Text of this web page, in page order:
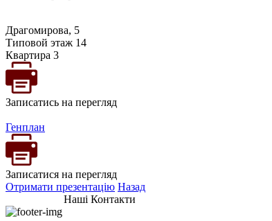
Драгомирова, 5
Типовой этаж 14
Квартира 3
Записатись на перегляд
Генплан
Записатися на перегляд
Отримати презентацію Назад
Наші Контакти